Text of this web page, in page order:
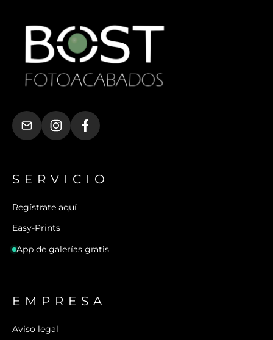
SERVICIO
Regístrate aquí
Easy-Prints
App de galerías gratis
EMPRESA
Aviso legal